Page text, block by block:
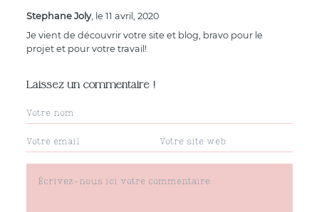
Stephane Joly, le 11 avril, 2020
Je vient de découvrir votre site et blog, bravo pour le
projet et pour votre travail!
Laissez un commentaire !